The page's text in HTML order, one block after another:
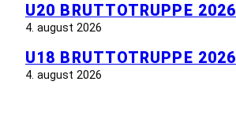
U20 BRUTTOTRUPPE 2026
4. august 2026
U18 BRUTTOTRUPPE 2026
4. august 2026